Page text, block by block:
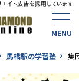
馬橋駅の学習塾 集